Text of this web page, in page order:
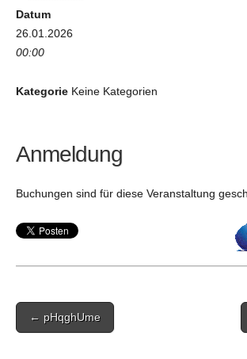
Datum
26.01.2026
00:00
Kategorie Keine Kategorien
Anmeldung
Buchungen sind für diese Veranstaltung
Post
navigation
← pHqghUme